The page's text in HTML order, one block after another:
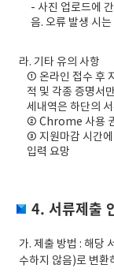
- 사진 업로드에
음. 오류 발생 시
라. 기타 유의 사항
① 온라인 접수 후
적 및 각종 증명서
세내역은 하단의
② Chrome 사용
③ 지원마감 시간에
입력 요망
4. 서류제출
가. 제출 방법 : 해당
수하지 않음)로 변환